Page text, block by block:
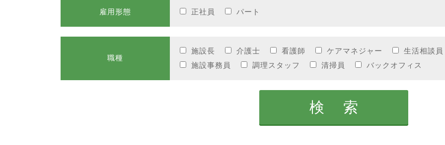
雇用形態 正社員 パート
職種
施設長 介護士 看護師 ケアマネジャー
生活相談員
施設事務員
調理スタッフ 清掃員 バックオフィス